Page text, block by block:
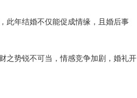
此年结婚不仅能促成情缘，且婚后事
之势锐不可当，情感竞争加剧，婚礼开